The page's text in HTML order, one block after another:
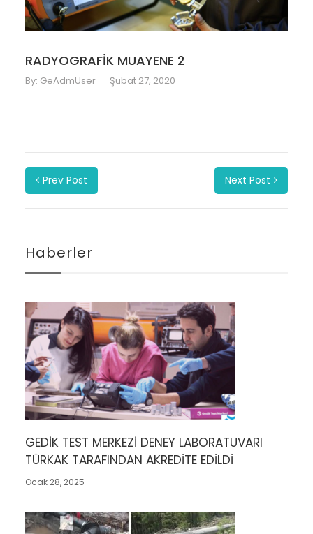
RADYOGRAFİK MUAYENE 2
By: GeAdmUser Şubat 27, 2020
Prev Post Next Post
Haberler
GEDİK TEST MERKEZİ DENEY LABORATUVARI
TÜRKAK TARAFINDAN AKREDİTE EDİLDİ
Ocak 28, 2025